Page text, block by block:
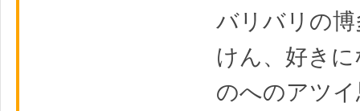
バリバリの
けん、好き
のへのアツ